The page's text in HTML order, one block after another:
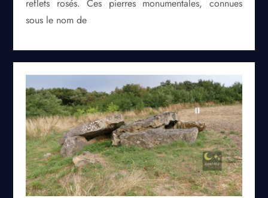
reflets rosés. Ces pierres monumentales, connues
sous le nom de